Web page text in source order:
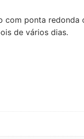
com ponta
de vários dias.